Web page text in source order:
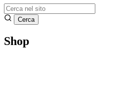
Shop